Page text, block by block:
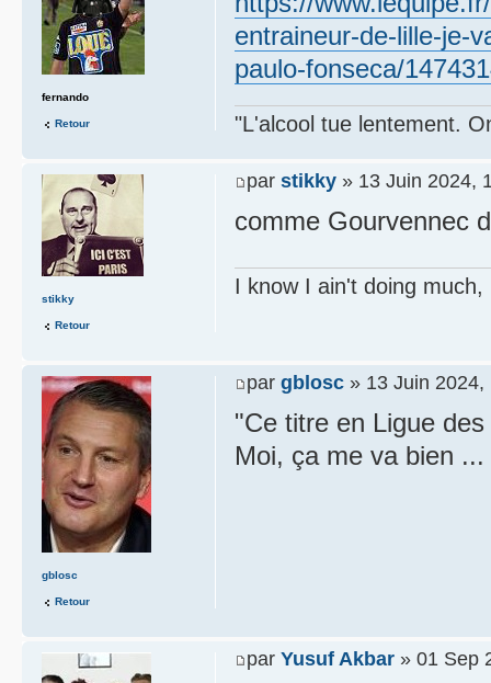
entraineur-de-lille-je-
paulo-fonseca/
"L'alcool tue lentement.
fernando
Retour
par stikky » 13 Juin 2024,
comme Gourvennec
I know I ain't doing
stikky
Retour
par gblosc » 13 Juin 2024,
"Ce titre en Ligue
Moi, ça me va bien ...
gblosc
Retour
par Yusuf Akbar » 01 Sep